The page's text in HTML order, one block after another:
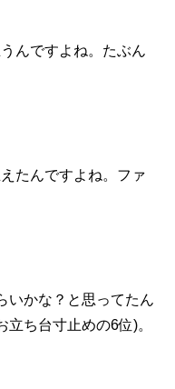
んですよね。たぶん
たんですよね。ファ
かな？と思ってたん
立ち台寸止めの6位)。